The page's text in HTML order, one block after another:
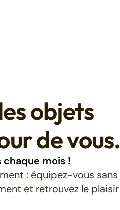
objets
de vous.
mois !
: équipez-vous sans
et retrouvez le plaisir